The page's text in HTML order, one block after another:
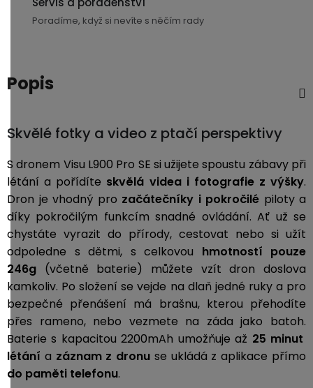
Redukce
Poradíme, když si nevíte s něčím rady
Popis
Skvělé fotky a video z ptačí perspektivy
S dronem Visu L900 Pro SE si užijete spoustu zábavy při
létání a pořídíte skvělá videa i fotografie z výšky.
Dron je vhodný pro začátečníky i pokročilé piloty a
díky pokročilým funkcím snadné ovládání. Ať už se
chystáte vyrazit do přírody, cestovat nebo si užít
odpoledne s dětmi, s celkovou hmotností pouze
246g (včetně baterie) můžete vzít dron doslova
kamkoliv. Po složení se vejde na dlaň jedné ruky a pro
bezpečné přenášení má brašnu, kterou přehodíte
přes rameno, nebo vezmete na záda jako batoh.
Baterie s kapacitou 2200mAh umožňuje až 25 minut
létání a záznam z dronu se ukládá z aplikace přímo
do paměti telefonu.